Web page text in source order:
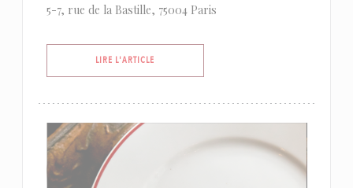
5-7, rue de la Bastille, 75004 Paris
LIRE L'ARTICLE